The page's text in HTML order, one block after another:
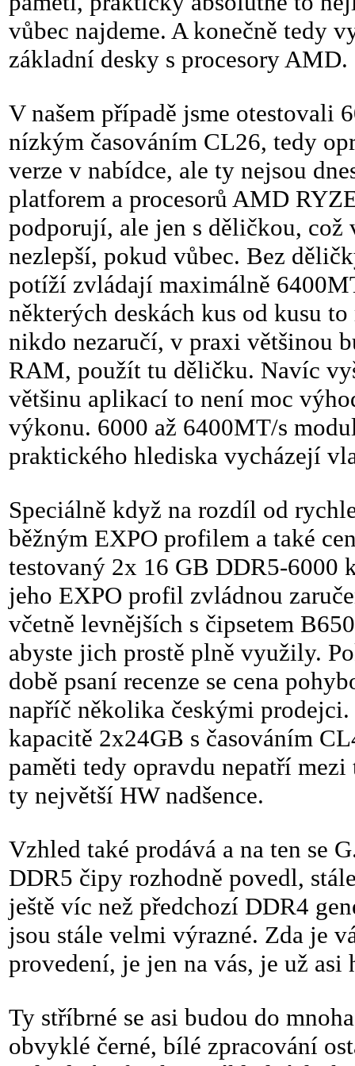
vůbec najdeme. A konečně tedy
základní desky s procesory AMD.
V našem případě jsme otestovali
nízkým časováním CL26, tedy
verze v nabídce, ale ty nejsou
platforem a procesorů AMD
podporují, ale jen s děličkou,
nezlepší, pokud vůbec. Bez
potíží zvládají maximálně
některých deskách kus od kusu
nikdo nezaručí, v praxi většinou
RAM, použít tu děličku. Navíc
většinu aplikací to není moc
výkonu. 6000 až 6400MT/s
praktického hlediska vycházejí
Speciálně když na rozdíl od
běžným EXPO profilem a také
testovaný 2x 16 GB DDR5-
jeho EXPO profil zvládnou
včetně levnějších s čipsetem
abyste jich prostě plně využily.
době psaní recenze se cena
napříč několika českými
kapacitě 2x24GB s časováním
paměti tedy opravdu nepatří
ty největší HW nadšence.
Vzhled také prodává a na ten se
DDR5 čipy rozhodně povedl,
ještě víc než předchozí DDR4
jsou stále velmi výrazné. Zda je
provedení, je jen na vás, je už
Ty stříbrné se asi budou do
obvyklé černé, bílé zpracování